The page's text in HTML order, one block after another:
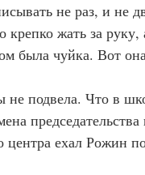
не раз, и не
жать за руку,
была чуйка. Вот
не подвела. Что в
председательства
центра ехал Рожин